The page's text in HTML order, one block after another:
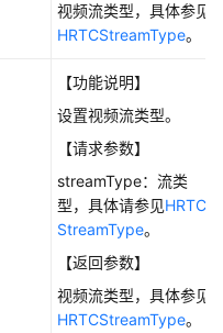
视频流类型，具体参见
HRTCStreamType。
【功能说明】
设置视频流类型。
【请求参数】
streamType：流类
型，具体请参见HRTC
StreamType。
【返回参数】
视频流类型，具体参见
HRTCStreamType。